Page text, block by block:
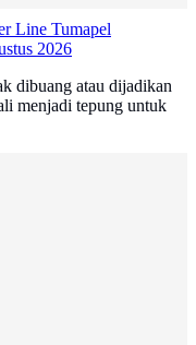
Line Tumapel
2026
dibuang atau dijadikan
menjadi tepung untuk